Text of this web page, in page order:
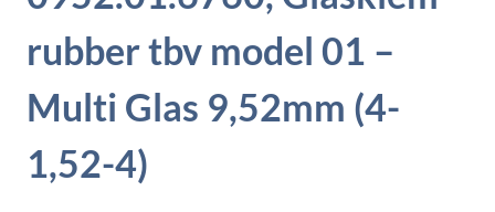
rubber tbv model 01 –
Multi Glas 9,52mm (4-
1,52-4)